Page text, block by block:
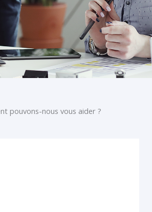
pouvons-nous vous aider ?